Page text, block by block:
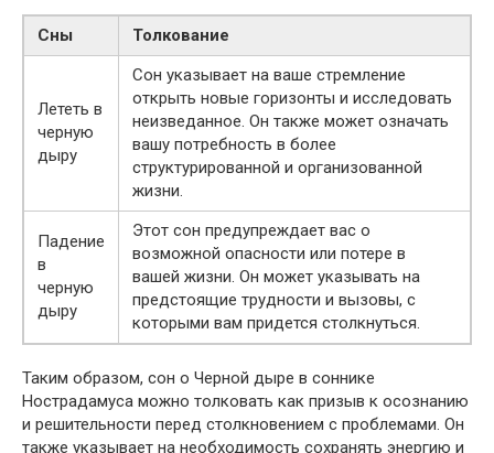
Сны Толкование
Лететь в
черную
дыру
Сон указывает на ваше стремление
открыть новые горизонты и исследовать
неизведанное. Он также может означать
вашу потребность в более
структурированной и организованной
жизни.
Падение
в
черную
дыру
Этот сон предупреждает вас о
возможной опасности или потере в
вашей жизни. Он может указывать на
предстоящие трудности и вызовы, с
которыми вам придется столкнуться.
Таким образом, сон о Черной дыре в соннике
Нострадамуса можно толковать как призыв к осознанию
и решительности перед столкновением с проблемами. Он
также указывает на необходимость сохранять энергию и